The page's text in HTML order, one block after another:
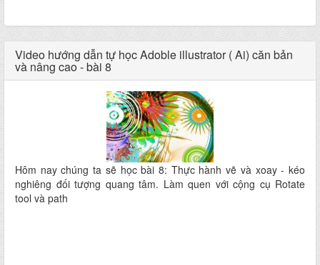
Video hướng dẫn tự học Adoble illustrator ( Ai) căn bản
và nâng cao - bài 8
Hôm nay chúng ta sẽ học bài 8: Thực hành vẽ và xoay - kéo
nghiêng đối tượng quang tâm. Làm quen với cộng cụ Rotate
tool và path